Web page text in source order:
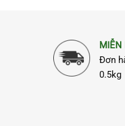
MIỄN
Đơn
0.5kg